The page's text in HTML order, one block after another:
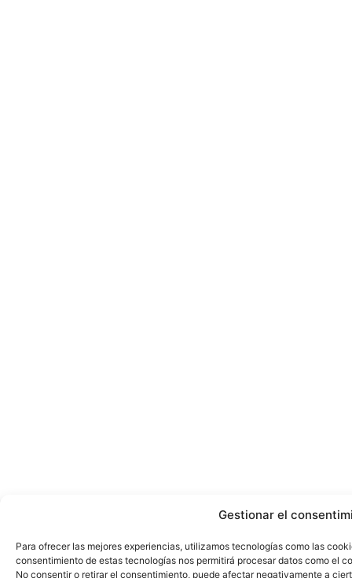
Gestionar el
Para ofrecer las mejores experiencias, utilizamos tecnologías como las
consentimiento de estas tecnologías nos permitirá procesar datos como el
No consentir o retirar el consentimiento, puede afectar negativamente a